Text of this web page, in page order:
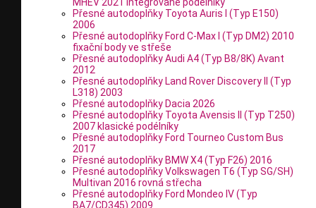
Přesné autodoplňky Toyota Auris I (Typ E150)
2006
Přesné autodoplňky Ford C-Max I (Typ DM2) 2010
fixační body ve střeše
Přesné autodoplňky Audi A4 (Typ B8/8K) Avant
2012
Přesné autodoplňky Land Rover Discovery II (Typ
L318) 2003
Přesné autodoplňky Dacia 2026
Přesné autodoplňky Toyota Avensis II (Typ T250)
2007 klasické podélníky
Přesné autodoplňky Ford Tourneo Custom Bus
2017
Přesné autodoplňky BMW X4 (Typ F26) 2016
Přesné autodoplňky Volkswagen T6 (Typ SG/SH)
Multivan 2016 rovná střecha
Přesné autodoplňky Ford Mondeo IV (Typ
BA7/CD345) 2009